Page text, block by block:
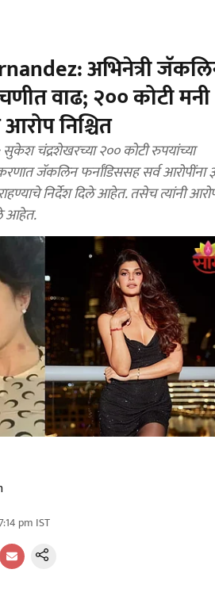
अभिनेत्री
वाढ; २०० कोटी मनी
निश्चित
चंद्रशेखरच्या २०० कोटी रुपयांच्या
जॅकलिन फर्नांडिससह सर्व आरोपींना ३
निर्देश दिले आहेत. तसेच त्यांनी
आहेत.
pm IST